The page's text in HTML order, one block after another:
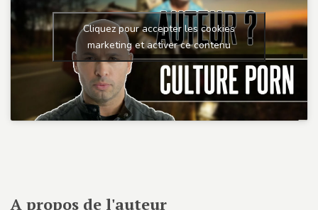
Cliquez pour accepter les cookies
marketing et activer ce contenu
A propos de l'auteur